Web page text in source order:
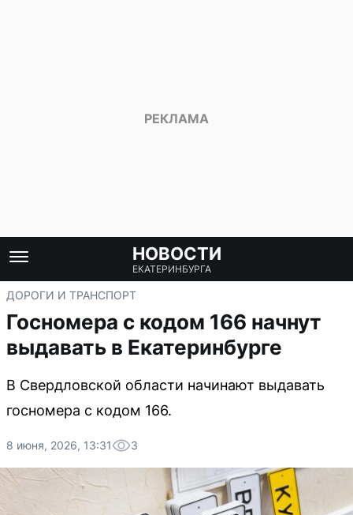
НОВОСТИ
ЕКАТЕРИНБУРГА
ДОРОГИ И ТРАНСПОРТ
Госномера с кодом 166 начнут
выдавать в Екатеринбурге
В Свердловской области начинают выдавать
госномера с кодом 166.
8 июня, 2026, 13:31 3